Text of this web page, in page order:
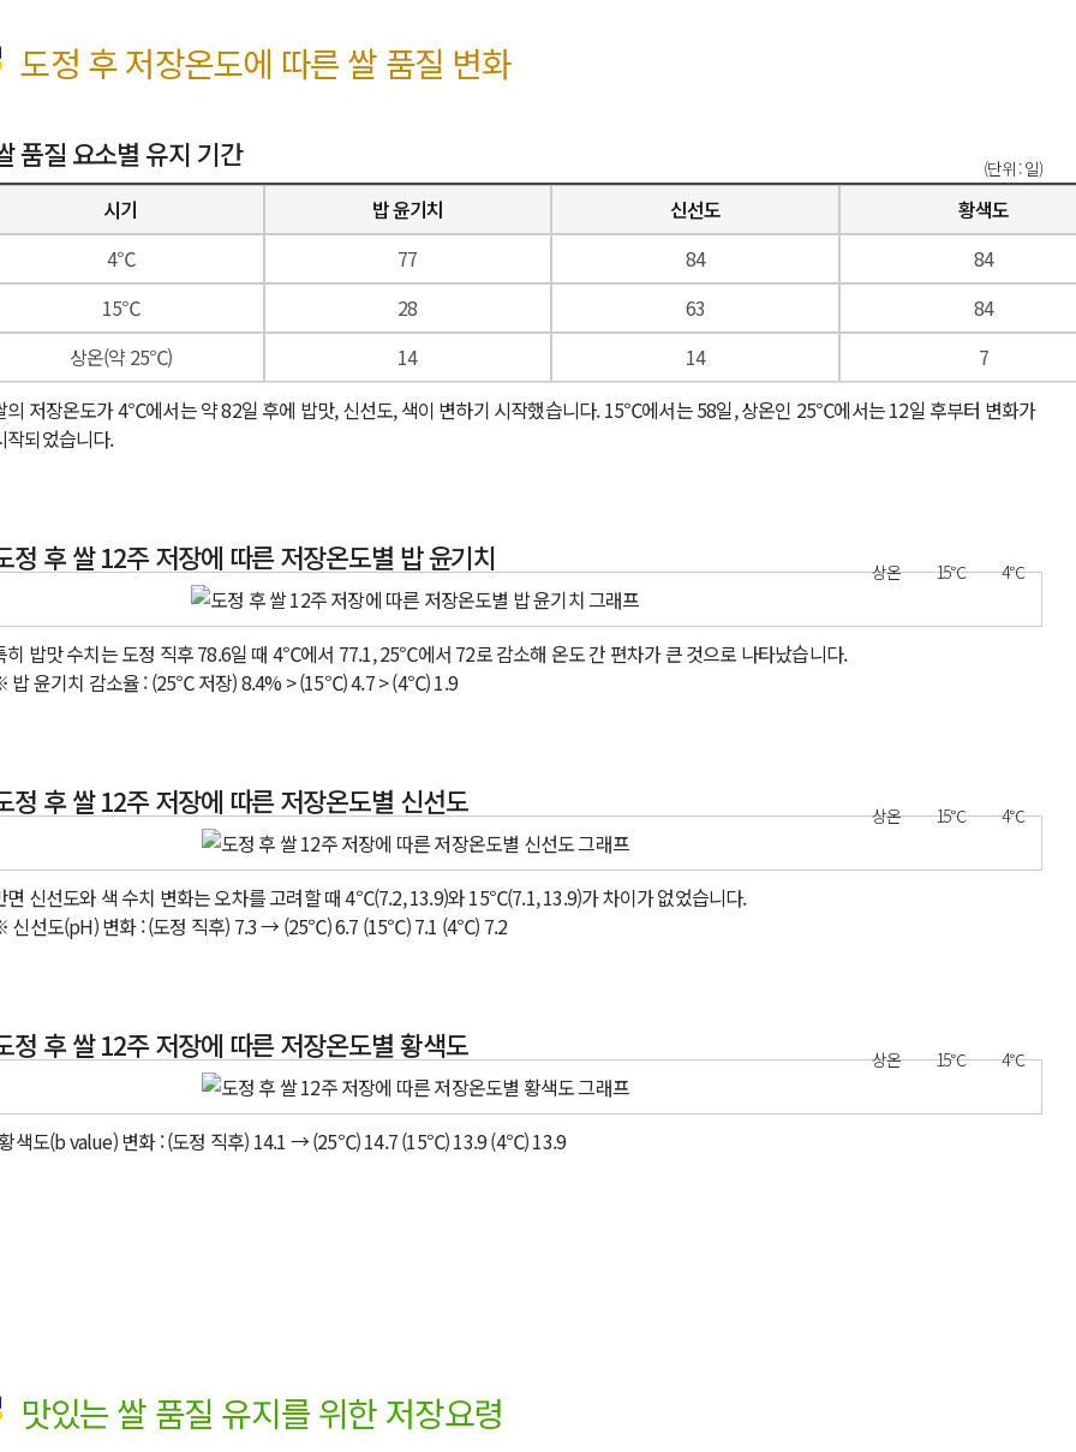
도정 후 저장온도에 따른 쌀 품질 변화
품질 요소별 유지 기간 (단위 : 일)
시기 밥 윤기치 신선도
황색도
4℃
77 84
84
15℃
28 63
84
상온(약 25℃)
14 14
7
의 저장온도가 4℃에서는 약 82일 후에 밥맛, 신선도, 색이 변하기 시작했습니다. 15℃에서는 58일, 상온인 25℃에서는 12일 후부터 변화가
작되었습니다.
정 후 쌀 12주 저장에 따른 저장온도별 밥 윤기치 상온 15℃ 4℃
히 밥맛 수치는 도정 직후 78.6일 때 4℃에서 77.1, 25℃에서 72로 감소해 온도 간 편차가 큰 것으로 나타났습니다.
밥 윤기치 감소율 : (25℃ 저장) 8.4% > (15℃) 4.7 > (4℃) 1.9
정 후 쌀 12주 저장에 따른 저장온도별 신선도 상온 15℃ 4℃
면 신선도와 색 수치 변화는 오차를 고려할 때 4℃(7.2, 13.9)와 15℃(7.1, 13.9)가 차이가 없었습니다.
신선도(pH) 변화 : (도정 직후) 7.3 → (25℃) 6.7 (15℃) 7.1 (4℃) 7.2
정 후 쌀 12주 저장에 따른 저장온도별 황색도 상온 15℃ 4℃
색도(b value) 변화 : (도정 직후) 14.1 → (25℃) 14.7 (15℃) 13.9 (4℃) 13.9
맛있는 쌀 품질 유지를 위한 저장요령